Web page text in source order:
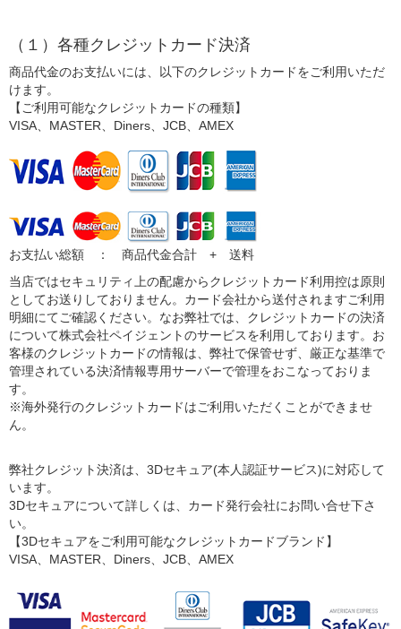
（１）各種クレジットカード決済
商品代金のお支払いには、以下のクレジットカードをご利用いただ
けます。
【ご利用可能なクレジットカードの種類】
VISA、MASTER、Diners、JCB、AMEX
お支払い総額 ： 商品代金合計 + 送料
当店ではセキュリティ上の配慮からクレジットカード利用控は原則
としてお送りしておりません。カード会社から送付されますご利用
明細にてご確認ください。なお弊社では、クレジットカードの決済
について株式会社ペイジェントのサービスを利用しております。お
客様のクレジットカードの情報は、弊社で保管せず、厳正な基準で
管理されている決済情報専用サーバーで管理をおこなっておりま
す。
※海外発行のクレジットカードはご利用いただくことができませ
ん。
弊社クレジット決済は、3Dセキュア(本人認証サービス)に対応して
います。
3Dセキュアについて詳しくは、カード発行会社にお問い合せ下さ
い。
【3Dセキュアをご利用可能なクレジットカードブランド】
VISA、MASTER、Diners、JCB、AMEX